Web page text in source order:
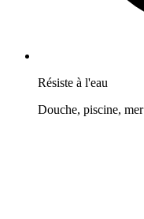
Résiste à l'eau
Douche, piscine, mer